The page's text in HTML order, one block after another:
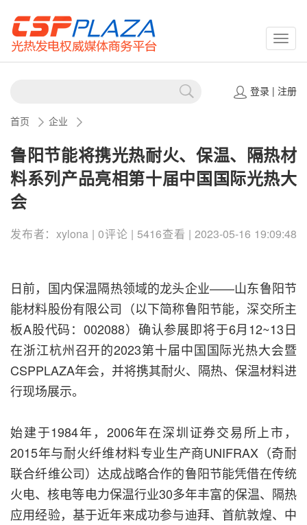
登录| 注册
首页 企业
鲁阳节能将携光热耐火、保温、隔热材
料系列产品亮相第十届中国国际光热大
会
发布者：xylona | 0评论 | 5416查看 | 2023-05-16 19:09:48
日前，国内保温隔热领域的龙头企业——山东鲁阳节
能材料股份有限公司（以下简称鲁阳节能，深交所主
板A股代码：002088）确认参展即将于6月12~13日
在浙江杭州召开的2023第十届中国国际光热大会暨
CSPPLAZA年会，并将携其耐火、隔热、保温材料进
行现场展示。
始建于1984年，2006年在深圳证券交易所上市，
2015年与耐火纤维材料专业生产商UNIFRAX（奇耐
联合纤维公司）达成战略合作的鲁阳节能凭借在传统
火电、核电等电力保温行业30多年丰富的保温、隔热
应用经验，基于近年来成功参与迪拜、首航敦煌、中